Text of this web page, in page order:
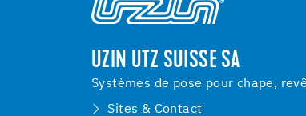
UZIN UTZ SUISSE SA
Systèmes de pose pour chape,
Sites & Contact